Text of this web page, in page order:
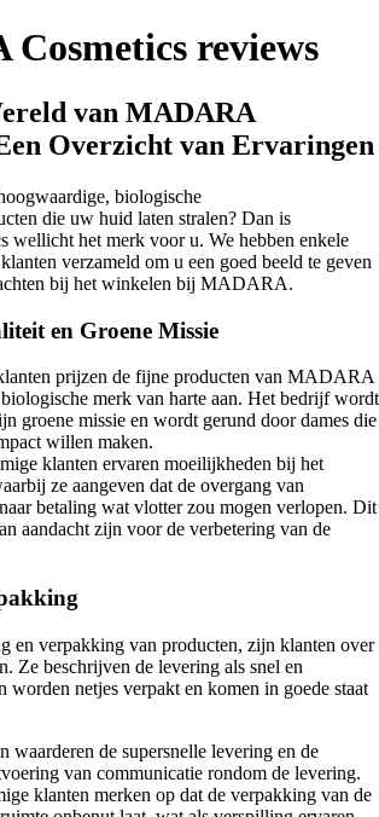
reviews
van MADARA
Overzicht van Ervaringen
biologische
die uw huid laten stralen? Dan is
het merk voor u. We hebben enkele
verzameld om u een goed beeld te geven
bij het winkelen bij MADARA.
en Groene Missie
prijzen de fijne producten van MADARA
merk van harte aan. Het bedrijf wordt
groene missie en wordt gerund door dames die
willen maken.
klanten ervaren moeilijkheden bij het
ze aangeven dat de overgang van
betaling wat vlotter zou mogen verlopen. Dit
aandacht zijn voor de verbetering van de
en verpakking van producten, zijn klanten over
Ze beschrijven de levering als snel en
worden netjes verpakt en komen in goede staat
waarderen de supersnelle levering en de
van communicatie rondom de levering.
klanten merken op dat de verpakking van de